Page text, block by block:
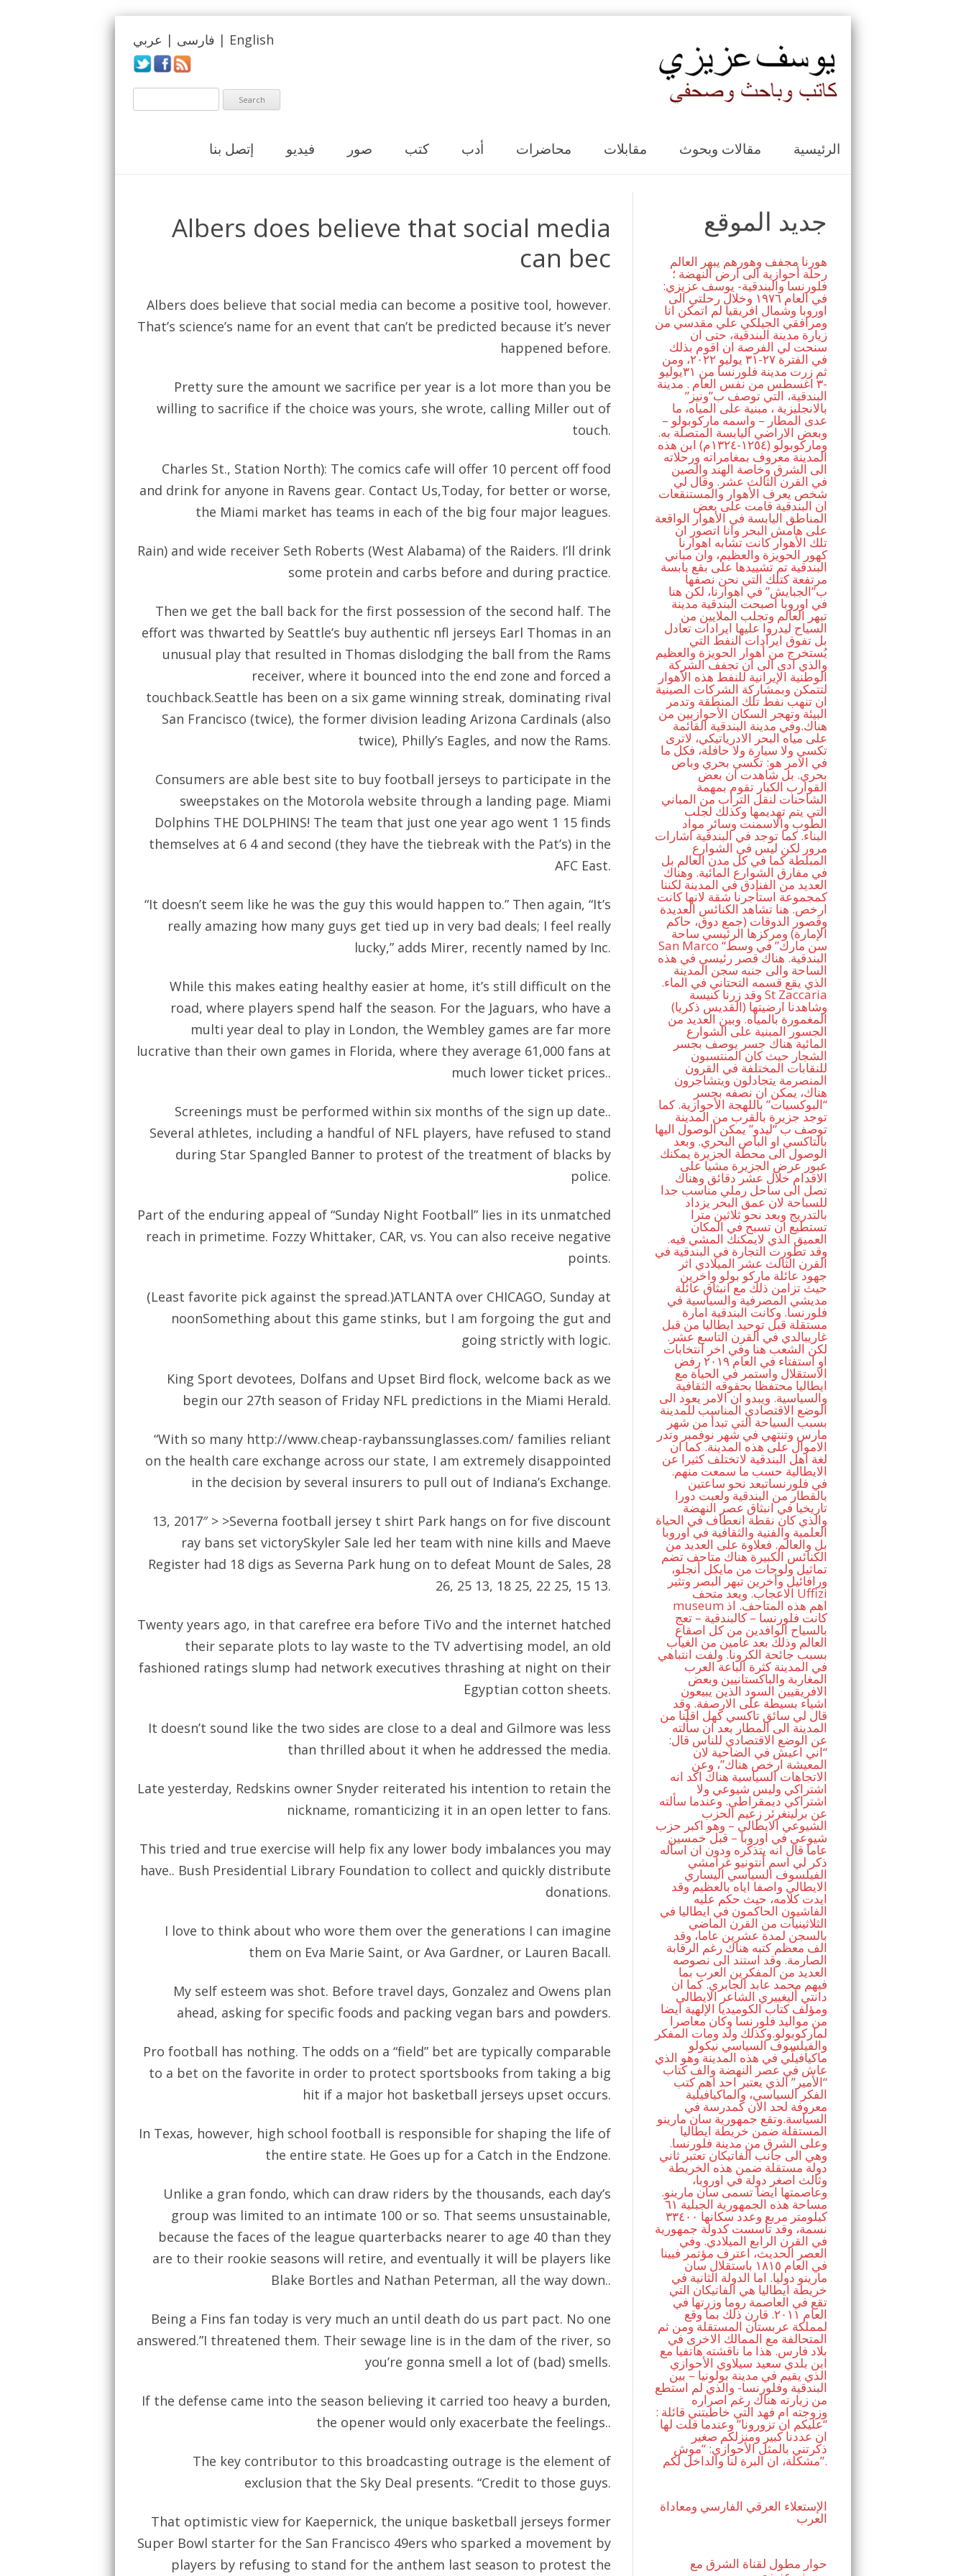
فارسی | عربي | English
إتصل بنا فيديو صور كتب أدب محاضرات مقابلات مقالات وبحوث الرئيسية
Albers does believe that social media
can bec
Albers does believe that social media can become a positive tool, however.
That’s science’s name for an event that can’t be predicted because it’s never
happened before.
Pretty sure the amount we sacrifice per year is a lot more than you be
willing to sacrifice if the choice was yours, she wrote, calling Miller out of
touch.
Charles St., Station North): The comics cafe will offer 10 percent off food
and drink for anyone in Ravens gear. Contact Us,Today, for better or worse,
the Miami market has teams in each of the big four major leagues.
Rain) and wide receiver Seth Roberts (West Alabama) of the Raiders. I’ll drink
some protein and carbs before and during practice.
Then we get the ball back for the first possession of the second half. The
effort was thwarted by Seattle’s buy authentic nfl jerseys Earl Thomas in an
unusual play that resulted in Thomas dislodging the ball from the Rams
receiver, where it bounced into the end zone and forced a
touchback.Seattle has been on a six game winning streak, dominating rival
San Francisco (twice), the former division leading Arizona Cardinals (also
twice), Philly’s Eagles, and now the Rams.
Consumers are able best site to buy football jerseys to participate in the
sweepstakes on the Motorola website through a landing page. Miami
Dolphins THE DOLPHINS! The team that just one year ago went 1 15 finds
themselves at 6 4 and second (they have the tiebreak with the Pat’s) in the
AFC East.
“It doesn’t seem like he was the guy this would happen to.” Then again, “It’s
really amazing how many guys get tied up in very bad deals; I feel really
lucky,” adds Mirer, recently named by Inc.
While this makes eating healthy easier at home, it’s still difficult on the
road, where players spend half the season. For the Jaguars, who have a
multi year deal to play in London, the Wembley games are far more
lucrative than their own games in Florida, where they average 61,000 fans at
much lower ticket prices..
Screenings must be performed within six months of the sign up date..
Several athletes, including a handful of NFL players, have refused to stand
during Star Spangled Banner to protest of the treatment of blacks by
police.
Part of the enduring appeal of “Sunday Night Football” lies in its unmatched
reach in primetime. Fozzy Whittaker, CAR, vs. You can also receive negative
points.
(Least favorite pick against the spread.)ATLANTA over CHICAGO, Sunday at
noonSomething about this game stinks, but I am forgoing the gut and
going strictly with logic.
King Sport devotees, Dolfans and Upset Bird flock, welcome back as we
begin our 27th season of Friday NFL predictions in the Miami Herald.
“With so many http://www.cheap-raybanssunglasses.com/ families reliant
on the health care exchange across our state, I am extremely disappointed
in the decision by several insurers to pull out of Indiana’s Exchange.
13, 2017″ > >Severna football jersey t shirt Park hangs on for five discount
ray bans set victorySkyler Sale led her team with nine kills and Maeve
Register had 18 digs as Severna Park hung on to defeat Mount de Sales, 28
26, 25 13, 18 25, 22 25, 15 13.
Twenty years ago, in that carefree era before TiVo and the internet hatched
their separate plots to lay waste to the TV advertising model, an old
fashioned ratings slump had network executives thrashing at night on their
Egyptian cotton sheets.
It doesn’t sound like the two sides are close to a deal and Gilmore was less
than thrilled about it when he addressed the media.
Late yesterday, Redskins owner Snyder reiterated his intention to retain the
nickname, romanticizing it in an open letter to fans.
This tried and true exercise will help fix any lower body imbalances you may
have.. Bush Presidential Library Foundation to collect and quickly distribute
donations.
I love to think about who wore them over the generations I can imagine
them on Eva Marie Saint, or Ava Gardner, or Lauren Bacall.
My self esteem was shot. Before travel days, Gonzalez and Owens plan
ahead, asking for specific foods and packing vegan bars and powders.
Pro football has nothing. The odds on a “field” bet are typically comparable
to a bet on the favorite in order to protect sportsbooks from taking a big
hit if a major hot basketball jerseys upset occurs.
In Texas, however, high school football is responsible for shaping the life of
the entire state. He Goes up for a Catch in the Endzone.
Unlike a gran fondo, which can draw riders by the thousands, each day’s
group was limited to an intimate 100 or so. That seems unsustainable,
because the faces of the league quarterbacks nearer to age 40 than they
are to their rookie seasons will retire, and eventually it will be players like
Blake Bortles and Nathan Peterman, all the way down..
Being a Fins fan today is very much an until death do us part pact. No one
answered.”I threatened them. Their sewage line is in the dam of the river, so
you’re gonna smell a lot of (bad) smells.
If the defense came into the season believing it carried too heavy a burden,
the opener would only exacerbate the feelings..
The key contributor to this broadcasting outrage is the element of
exclusion that the Sky Deal presents. “Credit to those guys.
That optimistic view for Kaepernick, the unique basketball jerseys former
Super Bowl starter for the San Francisco 49ers who sparked a movement by
players by refusing to stand for the anthem last season to protest the
جديد الموقع
هورنا مجفف وهورهم يبهر العالم
رحلة أحوازية الى ارض النهضة ؛
فلورنسا والبندقية- يوسف عزيزي:
في العام ١٩٧٦ وخلال رحلتي الى
اوروبا وشمال افريقيا لم اتمكن انا
ومرافقي الجيلكي علي مقدسي من
زيارة مدينة البندقية، حتى ان
سنحت لي الفرصة ان اقوم بذلك
في الفترة ٢٧-٣١ يوليو ٢٠٢٢، ومن
ثم زرت مدينة فلورنسا من ٣١يوليو
-٣ اغسطس من نفس العام . مدينة
البندقية، التي توصف ب”ونيز”
بالانجليزية ، مبنية على المياه، ما
عدى المطار – واسمه ماركوبولو –
وبعض الاراضي اليابسة المتصلة به.
وماركوبولو (١٢٥٤-١٣٢٤م) ابن هذه
المدينة معروف بمغامراته ورحلاته
الى الشرق وخاصة الهند والصين
في القرن الثالث عشر. وقال لي
شخص يعرف الأهوار والمستنقعات
ان البندقية قامت على بعض
المناطق اليابسة في الأهوار الواقعة
على هامش البحر وانا اتصور ان
تلك الأهوار كانت تشابه اهوارنا
كهور الحويزة والعظيم، وان مباني
البندقية تم تشييدها على بقع يابسة
مرتفعة كتلك التي نحن نصفها
ب”الجبايش” في اهوارنا، لكن هنا
في اوروبا اصبحت البندقية مدينة
تبهر العالم وتجلب الملايين من
السياح ليدروا عليها ايرادات تعادل
بل تفوق ايرادات النفط التي
يُستخرج من أهوار الحويزة والعظيم
والذي ادى الى ان تجفف الشركة
الوطنية الإيرانية للنفط هذه الأهوار
لتتمكن وبمشاركة الشركات الصينية
ان تنهب نفط تلك المنطقة وتدمر
البيئة وتهجر السكان الأحوازيين من
هناك.وفي مدينة البندقية القائمة
على مياه البحر الادرياتيكي، لاترى
تكسي ولا سيارة ولا حافلة، فكل ما
في الامر هو: تكسي بحري وباص
بحري. بل شاهدت ان بعض
القوارب الكبار تقوم بمهمة
الشاحنات لنقل التراب من المباني
التي يتم تهديمها وكذلك لجلب
الطوب والاسمنت وسائر مواد
البناء. كما توجد في البندقية اشارات
مرور لكن ليس في الشوارع
المبلطة كما في كل مدن العالم بل
في مفارق الشوارع المائية. وهناك
العديد من الفنادق في المدينة لكننا
كمجموعة استأجرنا شقة لانها كانت
ارخص. هنا تشاهد الكنائس العديدة
وقصور الدوقات (جمع دوق، حاكم
الإمارة) ومركزها الرئيسي ساحة
San Marco “سن مارك” في وسط
البندقية. هناك قصر رئيسي في هذه
الساحة والى جنبه سجن المدينة
الذي يقع قسمه التحتاني في الماء.
وقد زرنا كنيسة St Zaccaria
(القديس ذكريا) وشاهدنا ارضيتها
المغمورة بالمياه. وبين العديد من
الجسور المبنية على الشوارع
المائية هناك جسر يوصف بجسر
الشجار حيث كان المنتسبون
للنقابات المختلفة في القرون
المنصرمة يتجادلون ويتشاجرون
هناك، يمكن ان نصفه بجسر
“البوكسيات” باللهجة الأحوازية. كما
توجد جزيرة بالقرب من المدينة
توصف ب “ليدو” يمكن الوصول اليها
بالتاكسي او الباص البحري. وبعد
الوصول الى محطة الجزيرة يمكنك
عبور عرض الجزيرة مشيا على
الاقدام خلال عشر دقائق وهناك
تصل الى ساحل رملي مناسب جدا
للسباحة لان عمق البحر يزداد
بالتدريج وبعد نحو ثلاثين مترا
تستطيع ان تسبح في المكان
العميق الذي لايمكنك المشي فيه.
وقد تطورت التجارة في البندقية في
القرن الثالث عشر الميلادي اثر
جهود عائلة ماركو بولو واخرين
حيث تزامن ذلك مع انبثاق عائلة
مديشي المصرفية والسياسية في
فلورنسا. وكانت البندقية امارة
مستقلة قبل توحيد ايطاليا من قبل
غاريبالدي في القرن التاسع عشر.
لكن الشعب هنا وفي اخر انتخابات
او استفتاء في العام ٢٠١٩ رفض
الاستقلال واستمر في الحياة مع
ايطاليا محتفظا بحقوقه الثقافية
والسياسية. ويبدو ان الامر يعود الى
الوضع الاقتصادي المناسب للمدينة
بسبب السياحة التي تبدأ من شهر
مارس وتنتهي في شهر نوفمبر وتدر
الاموال على هذه المدينة. كما ان
لغة اهل البندقية لاتختلف كثيرا عن
الايطالية حسب ما سمعت منهم.
في فلورنساتبعد نحو ساعتين
بالقطار من البندقية ولعبت دورا
تاريخيا في انبثاق عصر النهضة
والذي كان نقطة انعطاف في الحياة
العلمية والفنية والثقافية في اوروبا
بل والعالم. فعلاوة على العديد من
الكنائس الكبيرة هناك متاحف تضم
تماثيل ولوحات من مايكل أنجلو،
ورافائيل وأخرين تبهر البصر وتثير
الاعجاب. ويعد متحف Uffizi
museum اهم هذه المتاحف. اذ
كانت فلورنسا – كالبندقية – تعج
بالسياح الوافدين من كل اصقاع
العالم وذلك بعد عامين من الغياب
بسبب جائحة الكرونا. ولفت انتباهي
في المدينة كثرة الباعة العرب
المغاربة والباكستانيين وبعض
الافريقيين السود الذين يبيعون
اشياء بسيطة على الارصفة. وقد
قال لي سائق تاكسي كهل اقلنا من
المدينة الى المطار بعد ان سألته
عن الوضع الاقتصادي للناس قال:
“اني اعيش في الضاحية لان
المعيشة ارخص هناك”، وعن
الاتجاهات السياسية هناك اكد انه
اشتراكي وليس شيوعي ولا
اشتراكي ديمقراطي. وعندما سألته
عن برلينغرئر زعيم الحزب
الشيوعي الايطالي – وهو اكبر حزب
شيوعي في اوروبا – قبل خمسين
عاما قال انه يتذكره ودون ان اسأله
ذكر لي اسم أنتونيو غرامشي
الفيلسوف السياسي اليساري
الايطالي واصفا اياه بالعظيم وقد
ايدت كلامه، حيث حكم عليه
الفاشيون الحاكمون في ايطاليا في
الثلاثينيات من القرن الماضي
بالسجن لمدة عشرين عاما، وقد
الف معظم كتبه هناك رغم الرقابة
الصارمة. وقد استند الى نصوصه
العديد من المفكرين العرب بما
فيهم محمد عابد الجابري. كما ان
دانتي أليغييري الشاعر الايطالي
ومؤلف كتاب الكوميديا الإلهية ايضا
من مواليد فلورنسا وكان معاصرا
لماركوبولو.وكذلك ولد ومات المفكر
والفيلسوف السياسي نيكولو
ماكيافيلّي في هذه المدينة وهو الذي
عاش في عصر النهضة والف كتاب
“الأمير” الذي يعتبر احد اهم كتب
الفكر السياسي، والماكيافيلية
معروفة لحد الان كمدرسة في
السياسة.وتقع جمهورية سان مارينو
المستقلة ضمن خريطة ايطاليا
وعلى الشرق من مدينة فلورنسا.
وهي الى جانب الفاتيكان تعتبر ثاني
دولة مستقلة ضمن هذه الخريطة
وثالث اصغر دولة في اوروبا،
وعاصمتها ايضا تسمى سان مارينو.
مساحة هذه الجمهورية الجبلية ٦١
كيلومتر مربع وعدد سكانها ٣٣٤٠٠
نسمة، وقد تأسست كدولة جمهورية
في القرن الرابع الميلادي. وفي
العصر الحديث، اعترف مؤتمر فيينا
في العام ١٨١٥ باستقلال سان
مارينو دوليا. اما الدولة الثانية في
خريطة ايطاليا هي الفاتيكان التي
تقع في العاصمة روما وزرتها في
العام ٢٠١١. قارن ذلك بما وقع
لمملكة عربستان المستقلة ومن ثم
المتحالفة مع الممالك الاخرى في
بلاد فارس. هذا ما ناقشته هاتفيا مع
ابن بلدي سعيد سيلاوي الأحوازي
الذي يقيم في مدينة بولونيا – بين
البندقية وفلورنسا- والذي لم استطع
من زيارته هناك رغم اصراره
وزوجته ام فهد التي خاطبتني قائلة :
“عليكم ان تزورونا” وعندما قلت لها
ان عددنا كبير ومنزلكم صغير
ذكرتني بالمثل الأحوازي: “موش
مشكلة، ان البرة لنا والداخل لكم”.
الإستعلاء العرقي الفارسي ومعاداة
العرب
حوار مطول لقناة الشرق مع